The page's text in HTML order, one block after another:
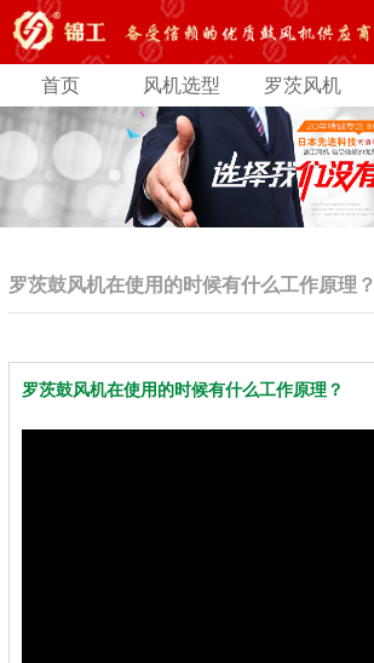
首页 风机选型 罗茨风机
罗茨鼓风机在使用的时候有什么工作原理？
罗茨鼓风机在使用的时候有什么工作原理？